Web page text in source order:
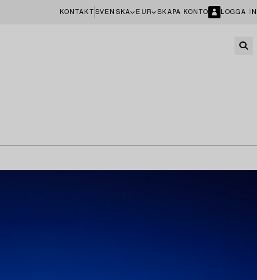
KONTAKT SVENSKA EUR SKAPA KONTO LOGGA IN